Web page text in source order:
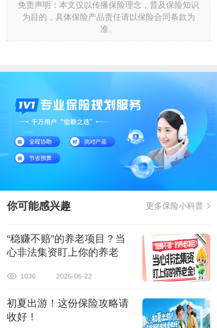
免责声明：本文仅以传播保险理念，普及保险知识
为目的，具体保险产品责任请以保险合同条款为
准。
你可能感兴趣 更多保险小科普
“稳赚不赔”的养老项目？当
心非法集资盯上你的养老
1036 2026-06-22
初夏出游！这份保险攻略请
收好！